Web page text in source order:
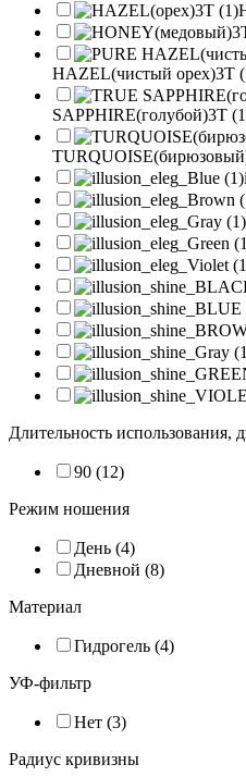
HAZEL(чистый орех)3T
SAPPHIRE(голубой)3T
Длительность использования,
90 (12)
Режим ношения
День (4)
Дневной (8)
Материал
Гидрогель (4)
УФ-фильтр
Нет (3)
Радиус кривизны